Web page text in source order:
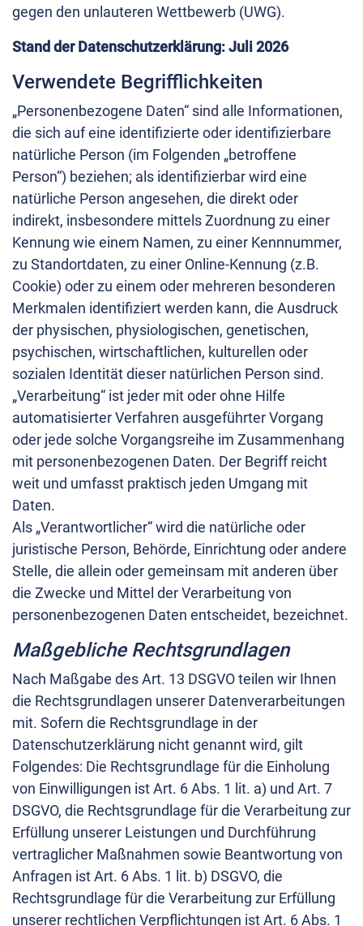
gegen den unlauteren Wettbewerb (UWG).
Stand der Datenschutzerklärung: Juli 2026
Verwendete Begrifflichkeiten
„Personenbezogene Daten“ sind alle Informationen,
die sich auf eine identifizierte oder identifizierbare
natürliche Person (im Folgenden „betroffene
Person“) beziehen; als identifizierbar wird eine
natürliche Person angesehen, die direkt oder
indirekt, insbesondere mittels Zuordnung zu einer
Kennung wie einem Namen, zu einer Kennnummer,
zu Standortdaten, zu einer Online-Kennung (z.B.
Cookie) oder zu einem oder mehreren besonderen
Merkmalen identifiziert werden kann, die Ausdruck
der physischen, physiologischen, genetischen,
psychischen, wirtschaftlichen, kulturellen oder
sozialen Identität dieser natürlichen Person sind.
„Verarbeitung“ ist jeder mit oder ohne Hilfe
automatisierter Verfahren ausgeführter Vorgang
oder jede solche Vorgangsreihe im Zusammenhang
mit personenbezogenen Daten. Der Begriff reicht
weit und umfasst praktisch jeden Umgang mit
Daten.
Als „Verantwortlicher“ wird die natürliche oder
juristische Person, Behörde, Einrichtung oder andere
Stelle, die allein oder gemeinsam mit anderen über
die Zwecke und Mittel der Verarbeitung von
personenbezogenen Daten entscheidet, bezeichnet.
Maßgebliche Rechtsgrundlagen
Nach Maßgabe des Art. 13 DSGVO teilen wir Ihnen
die Rechtsgrundlagen unserer Datenverarbeitungen
mit. Sofern die Rechtsgrundlage in der
Datenschutzerklärung nicht genannt wird, gilt
Folgendes: Die Rechtsgrundlage für die Einholung
von Einwilligungen ist Art. 6 Abs. 1 lit. a) und Art. 7
DSGVO, die Rechtsgrundlage für die Verarbeitung zur
Erfüllung unserer Leistungen und Durchführung
vertraglicher Maßnahmen sowie Beantwortung von
Anfragen ist Art. 6 Abs. 1 lit. b) DSGVO, die
Rechtsgrundlage für die Verarbeitung zur Erfüllung
unserer rechtlichen Verpflichtungen ist Art. 6 Abs. 1